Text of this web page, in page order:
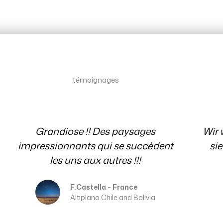
témoignages
Wir wissen es sehr zu schätzen, dass
sie immer für uns mit Rat und Tat
per E-Mail da waren. Danke
Erika and Franz
Patagonia Chile